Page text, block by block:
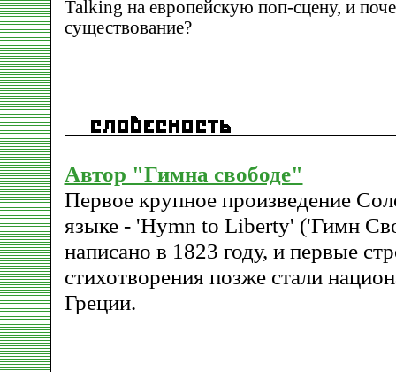
Talking на европейскую поп-сцену, и
существование?
Автор "Гимна свободе"
Первое крупное произведение
языке - 'Hymn to Liberty' ('Гимн
написано в 1823 году, и первые
стихотворения позже стали
Греции.